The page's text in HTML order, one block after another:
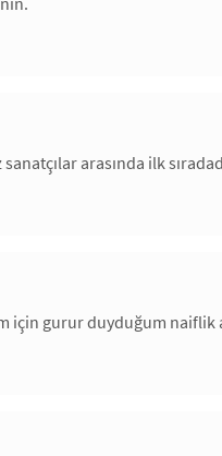
arasında ilk
için gurur duyduğum naiflik